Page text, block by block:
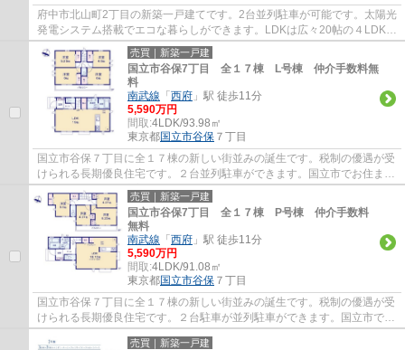
府中市北山町2丁目の新築一戸建てです。2台並列駐車が可能です。太陽光
発電システム搭載でエコな暮らしができます。LDKは広々20帖の４LDKで
す。府中市でお住まいをお探しなら多摩地区...
売買｜新築一戸建
国立市谷保7丁目 全１７棟 L号棟 仲介手数料無
料
南武線 「 西府 」駅 徒歩11分
5,590万円
間取:4LDK/93.98㎡
東京都国立市谷保 ７丁目
国立市谷保７丁目に全１７棟の新しい街並みの誕生です。税制の優遇が受
けられる長期優良住宅です。２台並列駐車ができます。国立市でお住まい
をお探しなら地元密着型のエージーホーム...
売買｜新築一戸建
国立市谷保7丁目 全１７棟 P号棟 仲介手数料
無料
南武線 「 西府 」駅 徒歩11分
5,590万円
間取:4LDK/91.08㎡
東京都国立市谷保 ７丁目
国立市谷保７丁目に全１７棟の新しい街並みの誕生です。税制の優遇が受
けられる長期優良住宅です。２台駐車が並列駐車ができます。国立市でお
住まいをお探しなら地元密着型のエージー...
売買｜新築一戸建